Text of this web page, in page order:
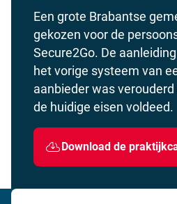
Een grote Brabantse
gekozen voor de
Secure2Go. De
het vorige systeem van
aanbieder was
de huidige eisen voldeed.
Download de